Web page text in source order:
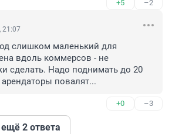
+5 –2
21:07
слишком маленький для
вдоль коммерсов - не
сделать. Надо поднимать до 20
повалят...
+0 –3
2 ответа